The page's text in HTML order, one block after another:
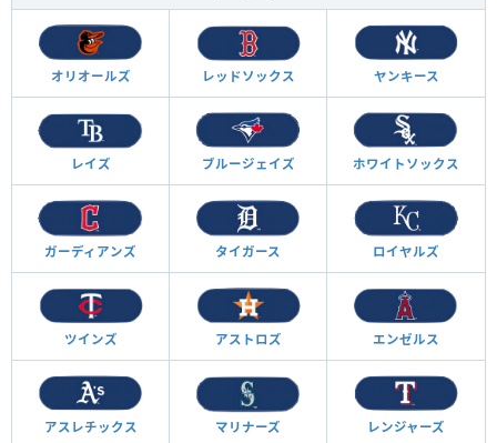
オリオールズ レッドソックス ヤンキース
レイズ ブルージェイズ ホワイトソックス
ガーディアンズ タイガース ロイヤルズ
ツインズ アストロズ エンゼルス
アスレチックス マリナーズ レンジャーズ